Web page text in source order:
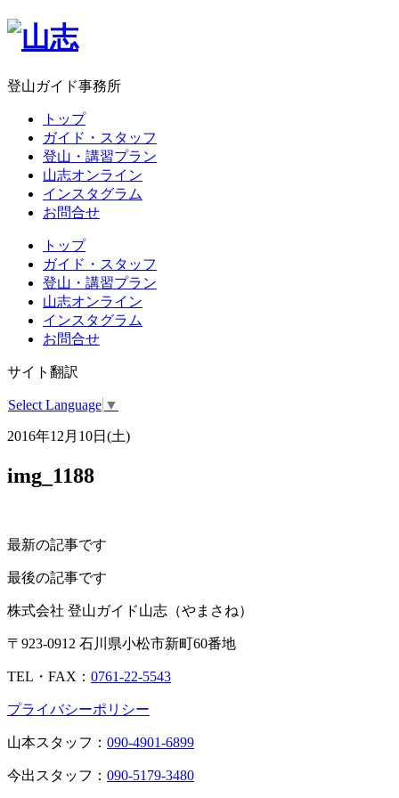
登山ガイド事務所
トップ
ガイド・スタッフ
登山・講習プラン
山志オンライン
インスタグラム
お問合せ
トップ
ガイド・スタッフ
登山・講習プラン
山志オンライン
インスタグラム
お問合せ
サイト翻訳
Select Language ▼
2016年12月10日(土)
img_1188
最新の記事です
最後の記事です
株式会社 登山ガイド山志（やまさね）
〒923-0912 石川県小松市新町60番地
TEL・FAX： 0761-22-5543
プライバシーポリシー
山本スタッフ： 090-4901-6899
今出スタッフ： 090-5179-3480